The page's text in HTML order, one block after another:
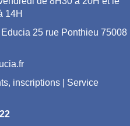
14H
25 rue Ponthieu 75008
inscriptions | Service